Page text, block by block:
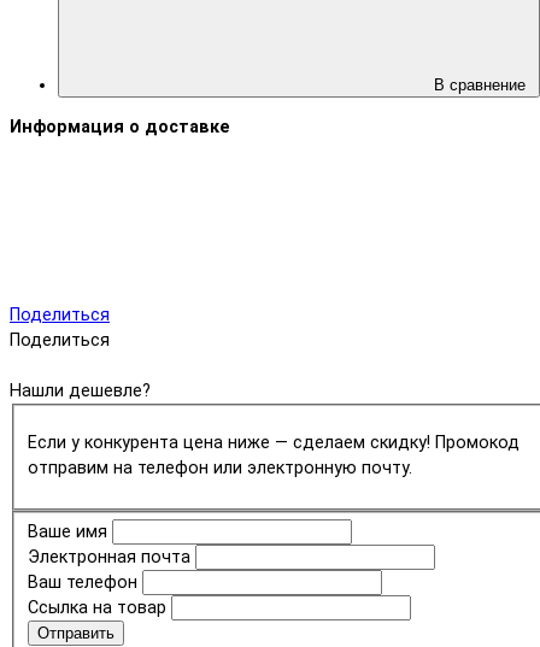
В сравнение
Информация о доставке
Поделиться
Поделиться
Нашли дешевле?
Если у конкурента цена ниже — сделаем скидку! Промокод
отправим на телефон или электронную почту.
Ваше имя
Электронная почта
Ваш телефон
Ссылка на товар
Отправить